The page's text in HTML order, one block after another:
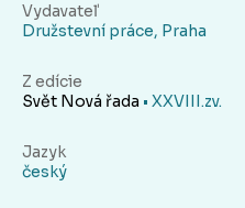
Vydavateľ
Družstevní práce, Praha
Z edície
Svět Nová řada • XXVIII.zv.
Jazyk
český